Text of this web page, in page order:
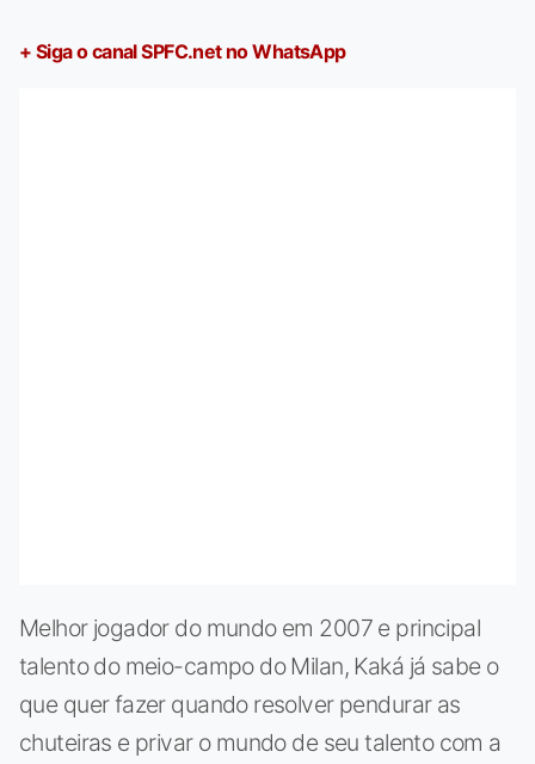
+ Siga o canal SPFC.net no WhatsApp
Melhor jogador do mundo em 2007 e principal
talento do meio-campo do Milan, Kaká já sabe o
que quer fazer quando resolver pendurar as
chuteiras e privar o mundo de seu talento com a